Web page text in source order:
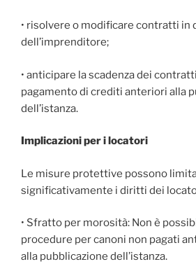
• risolvere o modificare contratti in
dell’imprenditore;
• anticipare la scadenza dei
pagamento di crediti anteriori alla
dell’istanza.
Implicazioni per i locatori
Le misure protettive possono
significativamente i diritti dei
• Sfratto per morosità: Non è
procedure per canoni non pagati
alla pubblicazione dell’istanza.